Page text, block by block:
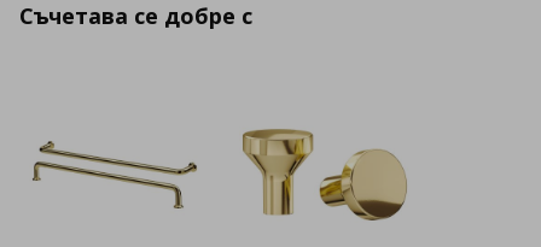
Съчетава се добре с